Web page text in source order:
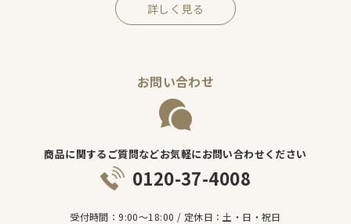
詳しく見る
お問い合わせ
商品に関するご質問などお気軽にお問い合わせください
0120-37-4008
受付時間：9:00～18:00 / 定休日：土・日・祝日